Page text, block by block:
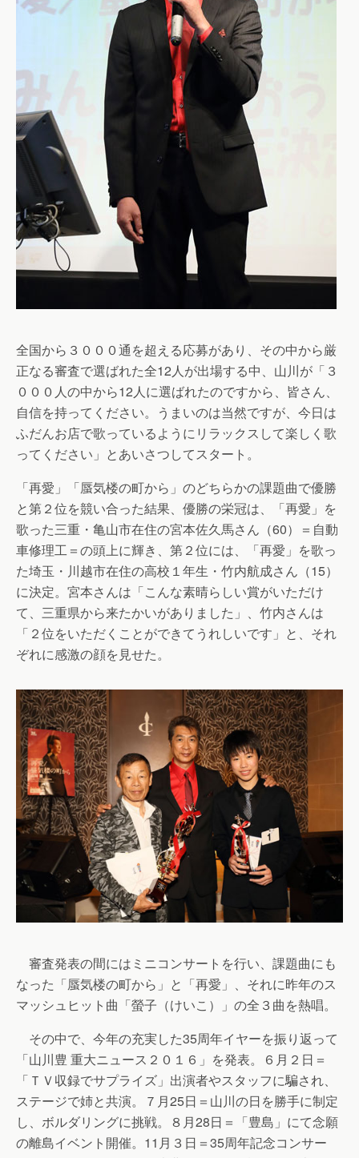
全国から３０００通を超える応募があり、その中から厳
正なる審査で選ばれた全12人が出場する中、山川が「３
０００人の中から12人に選ばれたのですから、皆さん、
自信を持ってください。うまいのは当然ですが、今日は
ふだんお店で歌っているようにリラックスして楽しく歌
ってください」とあいさつしてスタート。
「再愛」「蜃気楼の町から」のどちらかの課題曲で優勝
と第２位を競い合った結果、優勝の栄冠は、「再愛」を
歌った三重・亀山市在住の宮本佐久馬さん（60）＝自動
車修理工＝の頭上に輝き、第２位には、「再愛」を歌っ
た埼玉・川越市在住の高校１年生・竹内航成さん（15）
に決定。宮本さんは「こんな素晴らしい賞がいただけ
て、三重県から来たかいがありました」、竹内さんは
「２位をいただくことができてうれしいです」と、それ
ぞれに感激の顔を見せた。
審査発表の間にはミニコンサートを行い、課題曲にも
なった「蜃気楼の町から」と「再愛」、それに昨年のス
マッシュヒット曲「螢子（けいこ）」の全３曲を熱唱。
その中で、今年の充実した35周年イヤーを振り返って
「山川豊 重大ニュース２０１６」を発表。６月２日＝
「ＴＶ収録でサプライズ」出演者やスタッフに騙され、
ステージで姉と共演。７月25日＝山川の日を勝手に制定
し、ボルダリングに挑戦。８月28日＝「豊島」にて念願
の離島イベント開催。11月３日＝35周年記念コンサー